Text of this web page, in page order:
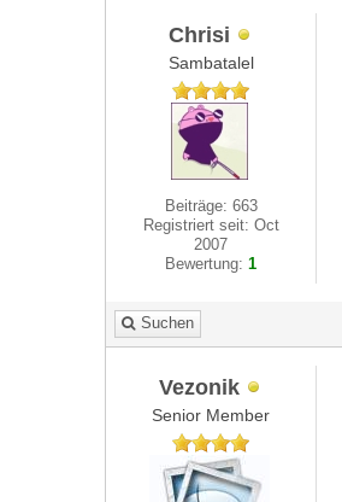
Chrisi
Sambatalel
Beiträge: 663
Registriert seit: Oct
2007
Bewertung:1
Suchen
Vezonik
Senior Member